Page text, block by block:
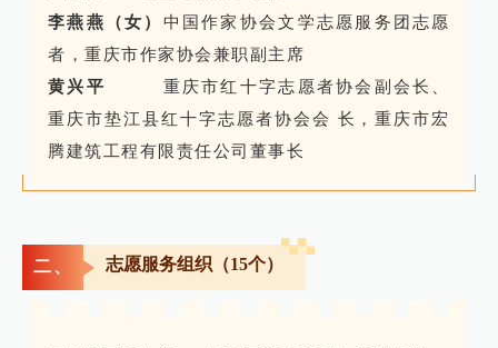
李燕燕（女） 中国作家协会文学志愿服务团志愿
者，重庆市作家协会兼职副主席
黄兴平
重庆市红十字志愿者协会副会长、
重庆市垫江县红十字志愿者协会会 长，重庆市宏
腾建筑工程有限责任公司董事长
二、 志愿服务组织（15个）